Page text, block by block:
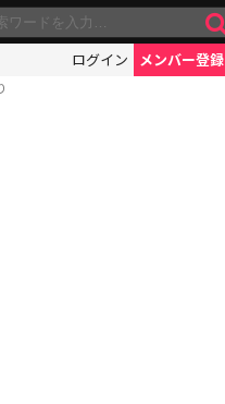
ログイン メンバー登録